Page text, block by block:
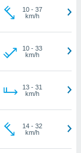
10- 37
km/h
10- 33
km/h
13- 31
km/h
14- 32
km/h